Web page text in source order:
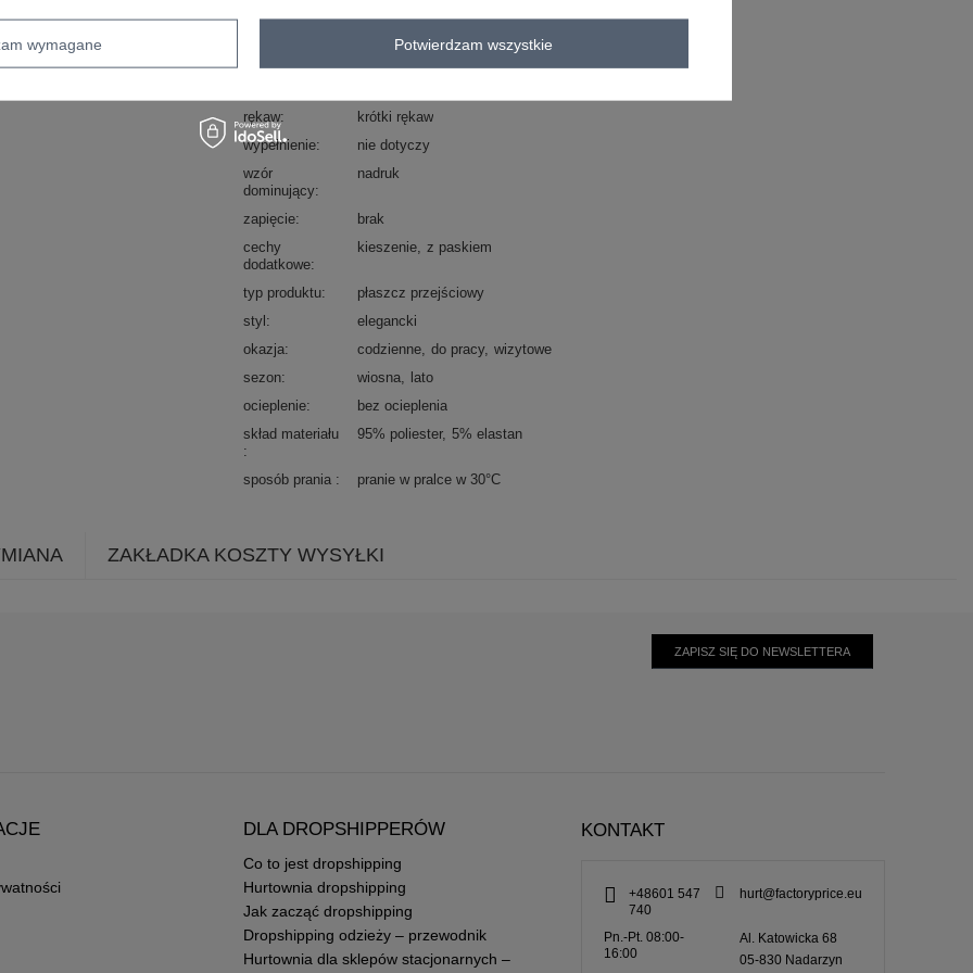
rękaw
krótki rękaw
wypełnienie
nie dotyczy
wzór
dominujący
nadruk
zapięcie
brak
cechy
dodatkowe
kieszenie z paskiem
typ produktu
płaszcz przejściowy
styl
elegancki
okazja
codzienne do pracy wizytowe
sezon
wiosna
lato
ocieplenie
bez ocieplenia
skład materiału
95% poliester 5% elastan
sposób prania pranie w pralce w 30°C
ZAKŁADKA KOSZTY WYSYŁKI
ZAPISZ SIĘ DO NEWSLETTERA
DLA DROPSHIPPERÓW
Co to jest dropshipping
Hurtownia dropshipping
Jak zacząć dropshipping
Dropshipping odzieży – przewodnik
Hurtownia dla sklepów stacjonarnych –
KONTAKT
+48601 547
740
hurt@factoryprice.eu
Pn.-Pt. 08:00-
16:00
Al. Katowicka 68
05-830 Nadarzyn
wymagane Potwierdzam wszystkie